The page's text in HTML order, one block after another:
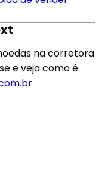
na corretora
e veja como é